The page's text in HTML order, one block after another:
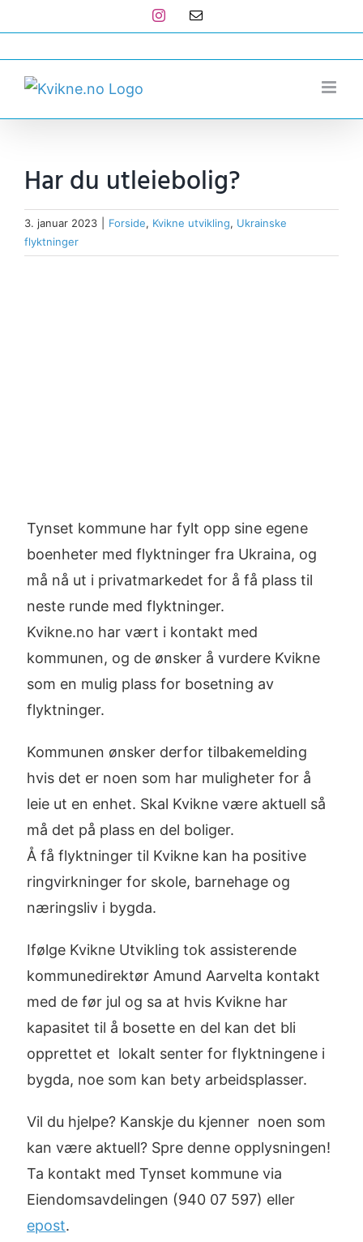
to
content
Instagram
E-
Har du utleiebolig?
3. januar 2023 Forside, Kvikne utvikling, Ukrainske
flyktninger
Tynset kommune har fylt opp sine egene
boenheter med flyktninger fra Ukraina, og
må nå ut i privatmarkedet for å få plass til
neste runde med flyktninger.
Kvikne.no har vært i kontakt med
kommunen, og de ønsker å vurdere Kvikne
som en mulig plass for bosetning av
flyktninger.
Kommunen ønsker derfor tilbakemelding
hvis det er noen som har muligheter for å
leie ut en enhet. Skal Kvikne være aktuell så
må det på plass en del boliger.
Å få flyktninger til Kvikne kan ha positive
ringvirkninger for skole, barnehage og
næringsliv i bygda.
Ifølge Kvikne Utvikling tok assisterende
kommunedirektør Amund Aarvelta kontakt
med de før jul og sa at hvis Kvikne har
kapasitet til å bosette en del kan det bli
opprettet et lokalt senter for flyktningene i
bygda, noe som kan bety arbeidsplasser.
Vil du hjelpe? Kanskje du kjenner noen som
kan være aktuell? Spre denne opplysningen!
Ta kontakt med Tynset kommune via
Eiendomsavdelingen (940 07 597) eller
epost.